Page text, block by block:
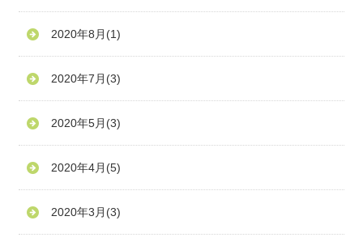
2020年8月 (1)
2020年7月 (3)
2020年5月 (3)
2020年4月 (5)
2020年3月 (3)